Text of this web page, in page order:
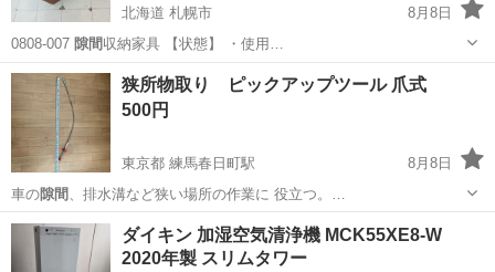
北海道 札幌市
8月8日
0808-007 隙間 収納家具 【状態】 ・使用…
北海道 札幌市 収納家具 隙間
狭所物取り ピックアップツール 爪式
500円
東京都 練馬春日町駅
8月8日
車の隙間 、排水溝など狭い場所の作業に 役立つ。…
東京 練馬区 練馬春日町駅 掃除用具
ダイキン 加湿空気清浄機 MCK55XE8-W
2020年製 スリムタワー